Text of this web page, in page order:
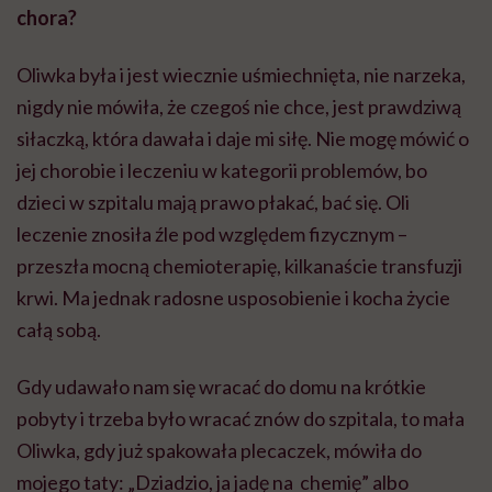
chora?
Oliwka była i jest wiecznie uśmiechnięta, nie narzeka,
nigdy nie mówiła, że czegoś nie chce, jest prawdziwą
siłaczką, która dawała i daje mi siłę. Nie mogę mówić o
jej chorobie i leczeniu w kategorii problemów, bo
dzieci w szpitalu mają prawo płakać, bać się. Oli
leczenie znosiła źle pod względem fizycznym –
przeszła mocną chemioterapię, kilkanaście transfuzji
krwi. Ma jednak radosne usposobienie i kocha życie
całą sobą.
Gdy udawało nam się wracać do domu na krótkie
pobyty i trzeba było wracać znów do szpitala, to mała
Oliwka, gdy już spakowała plecaczek, mówiła do
mojego taty: „Dziadzio, ja jadę na chemię” albo